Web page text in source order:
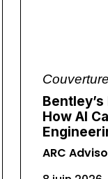
How AI
ARC